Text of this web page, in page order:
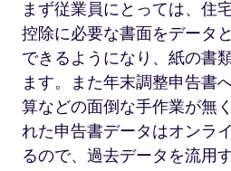
まず従業員にとっては、住
控除に必要な書面をデータ
できるようになり、紙の書
ます。また年末調整申告書
算などの面倒な手作業が無
れた申告書データはオンラ
るので、過去データを流用